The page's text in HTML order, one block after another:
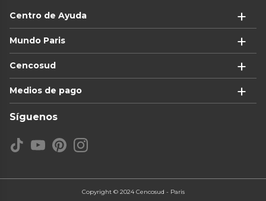
Centro de Ayuda
Mundo Paris
Cencosud
Medios de pago
Síguenos
Copyright © 2024 Cencosud - Paris